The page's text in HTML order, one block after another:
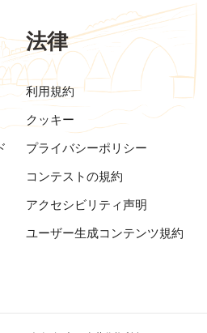
法律
利用規約
クッキー
プライバシーポリシー
コンテストの規約
アクセシビリティ声明
ユーザー生成コンテンツ規約